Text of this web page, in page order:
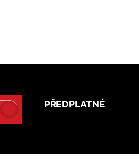
PŘEDPLATNÉ